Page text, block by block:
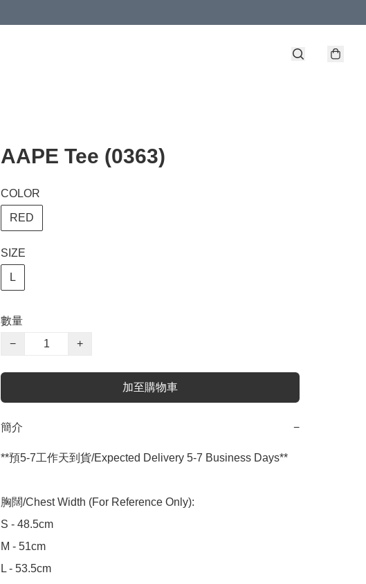
AAPE Tee (0363)
COLOR
RED
SIZE
L
數量
−
+
加至購物車
簡介 −
**預5-7工作天到貨/Expected Delivery 5-7 Business Days**
胸闊/Chest Width (For Reference Only):
S - 48.5cm
M - 51cm
L - 53.5cm